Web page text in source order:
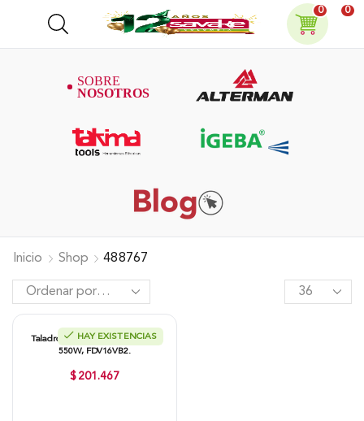
0 0
Inicio Shop 488767
HAY EXISTENCIAS
Taladro De Impacto Hitachi 5/8″
550W, FDV16VB2.
$ 201.467